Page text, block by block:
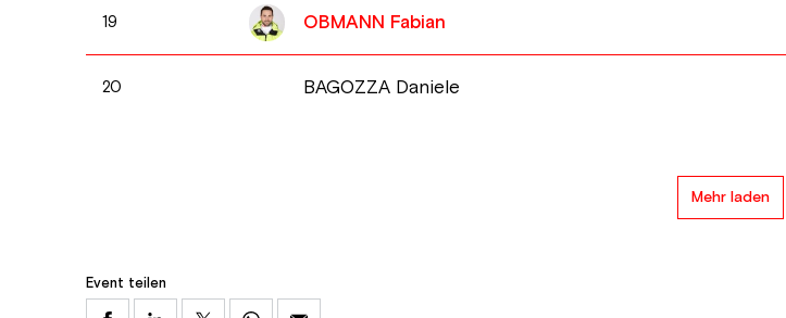
19 OBMANN Fabian
20 BAGOZZA Daniele
Mehr laden
Event teilen